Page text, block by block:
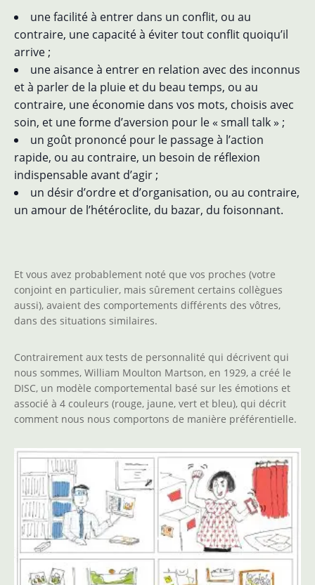
une facilité à entrer dans un conflit, ou au
contraire, une capacité à éviter tout conflit quoiqu’il
arrive ;
une aisance à entrer en relation avec des inconnus
et à parler de la pluie et du beau temps, ou au
contraire, une économie dans vos mots, choisis avec
soin, et une forme d’aversion pour le « small talk » ;
un goût prononcé pour le passage à l’action
rapide, ou au contraire, un besoin de réflexion
indispensable avant d’agir ;
un désir d’ordre et d’organisation, ou au contraire,
un amour de l’hétéroclite, du bazar, du foisonnant.
Et vous avez probablement noté que vos proches (votre
conjoint en particulier, mais sûrement certains collègues
aussi), avaient des comportements différents des vôtres,
dans des situations similaires.
Contrairement aux tests de personnalité qui décrivent qui
nous sommes, William Moulton Martson, en 1929, a créé le
DISC, un modèle comportemental basé sur les émotions et
associé à 4 couleurs (rouge, jaune, vert et bleu), qui décrit
comment nous nous comportons de manière préférentielle.